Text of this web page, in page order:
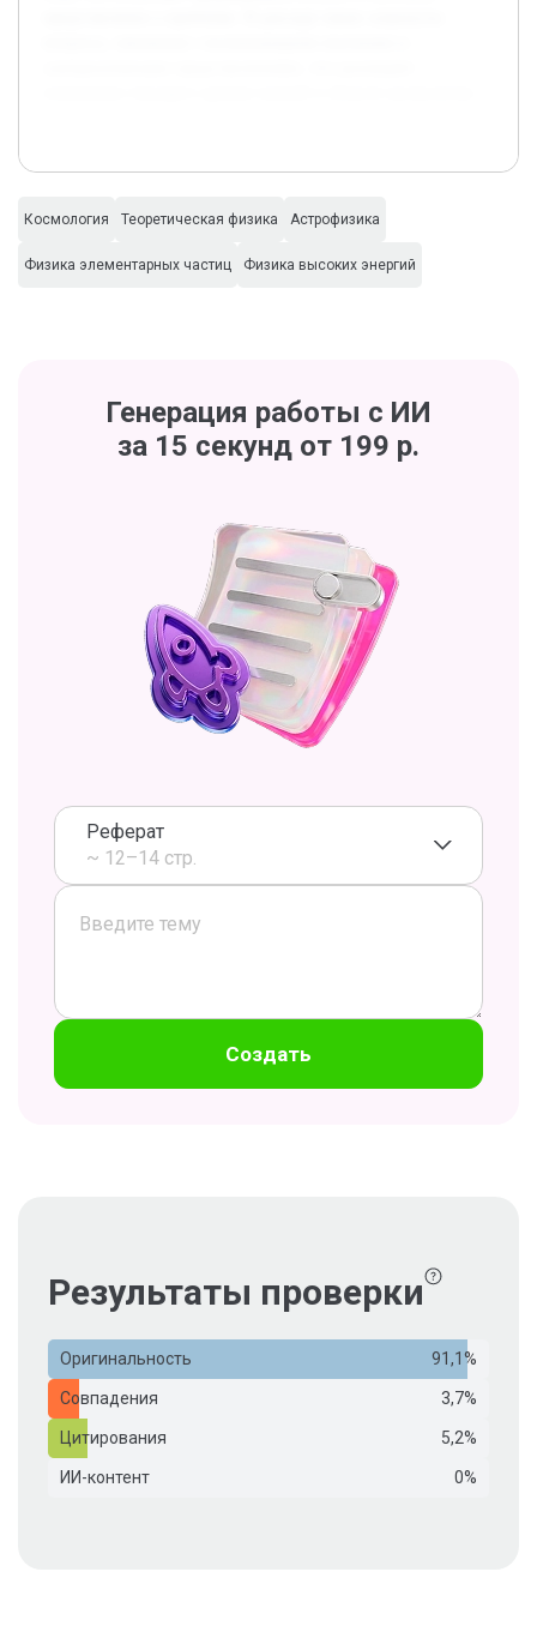
Космология Теоретическая физика Астрофизика
Физика элементарных частиц Физика высоких энергий
Генерация работы с ИИ
за 15 секунд от 199 р.
Реферат
~ 12–14 стр.
Создать
Результаты проверки
Оригинальность 91,1%
Совпадения 3,7%
Цитирования 5,2%
ИИ-контент 0%